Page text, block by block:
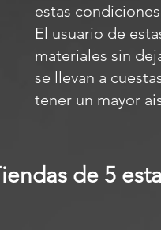
estas
El usuario de
materiales sin
se llevan a
tener un mayor
de 5